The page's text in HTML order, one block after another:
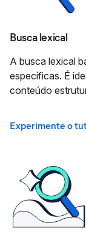
Busca lexical
A busca lexical
específicas. É
conteúdo
Experimente o